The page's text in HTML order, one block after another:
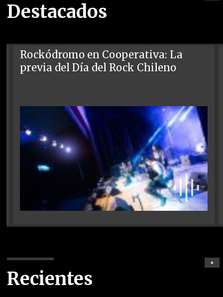
Destacados
Rockódromo en Cooperativa: La
previa del Día del Rock Chileno
Recientes
+